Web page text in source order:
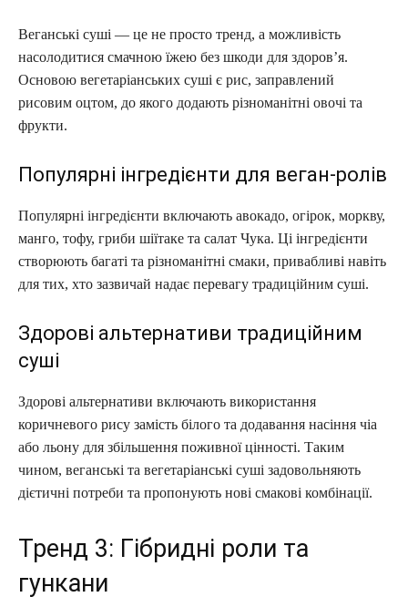
Веганські суші — це не просто тренд, а можливість
насолодитися смачною їжею без шкоди для здоров’я.
Основою вегетаріанських суші є рис, заправлений
рисовим оцтом, до якого додають різноманітні овочі та
фрукти.
Популярні інгредієнти для веган-ролів
Популярні інгредієнти включають авокадо, огірок, моркву,
манго, тофу, гриби шіїтаке та салат Чука. Ці інгредієнти
створюють багаті та різноманітні смаки, привабливі навіть
для тих, хто зазвичай надає перевагу традиційним суші.
Здорові альтернативи традиційним
суші
Здорові альтернативи включають використання
коричневого рису замість білого та додавання насіння чіа
або льону для збільшення поживної цінності. Таким
чином, веганські та вегетаріанські суші задовольняють
дієтичні потреби та пропонують нові смакові комбінації.
Тренд 3: Гібридні роли та
гункани